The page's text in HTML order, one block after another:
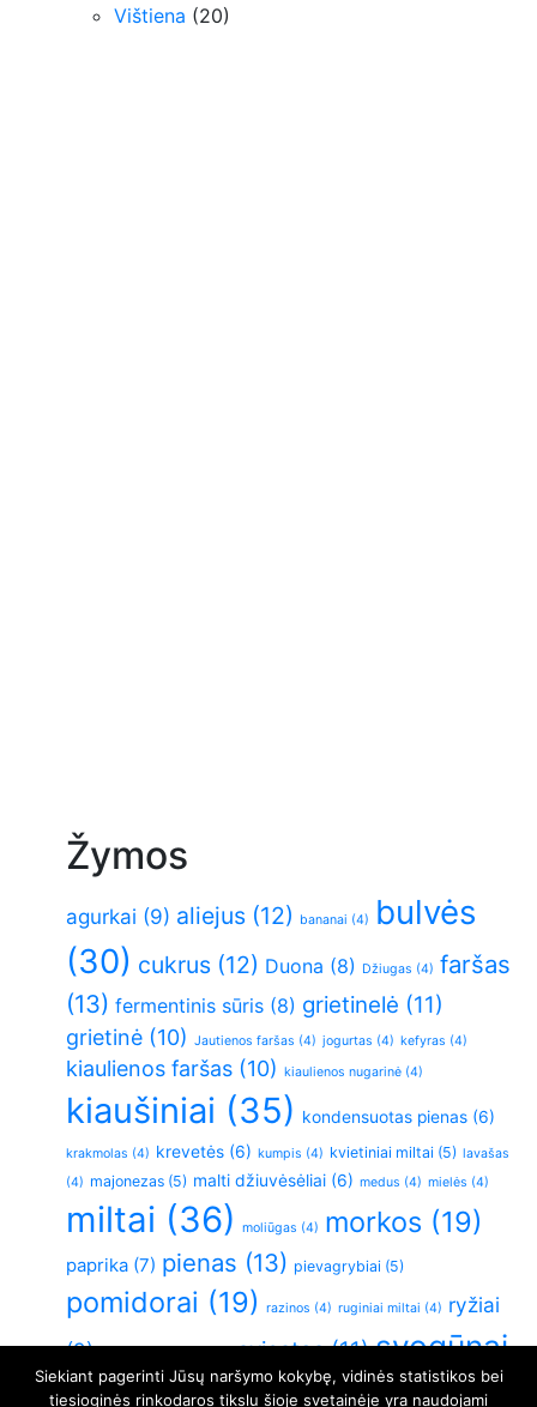
Vištiena (20)
Žymos
agurkai (9) aliejus (12) bananai (4)
bulvės
(30) cukrus (12) Duona (8) Džiugas (4) faršas
(13) fermentinis sūris (8) grietinelė (11)
grietinė (10) Jautienos faršas (4) jogurtas (4) kefyras (4)
kiaulienos faršas (10) kiaulienos nugarinė (4)
kiaušiniai (35) kondensuotas pienas (6)
krakmolas (4) krevetės (6) kumpis (4) kvietiniai miltai (5) lavašas
(4) majonezas (5) malti džiuvėsėliai (6) medus (4) mielės (4)
miltai (36) moliūgas (4) morkos (19)
paprika (7) pienas (13) pievagrybiai (5)
pomidorai (19) razinos (4) ruginiai miltai (4) ryžiai
(9)
sviestas(11) svogūnai
(26) Varškė(21) virtos bulvės (5) vištiena(6)
Siekiant pagerinti Jūsų naršymo kokybę, vidinės statistikos bei
tiesioginės rinkodaros tikslu šioje svetainėje yra naudojami